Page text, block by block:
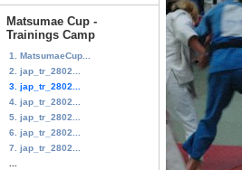
Matsumae Cup -
Trainings Camp
1. MatsumaeCup...
2. jap_tr_2802...
3. jap_tr_2802...
4. jap_tr_2802...
5. jap_tr_2802...
6. jap_tr_2802...
7. jap_tr_2802...